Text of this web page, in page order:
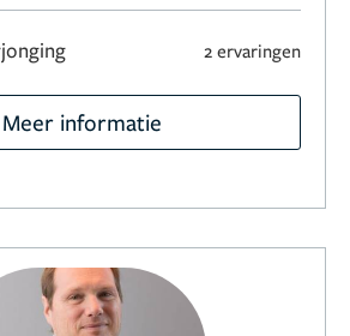
2 ervaringen
Meer informatie